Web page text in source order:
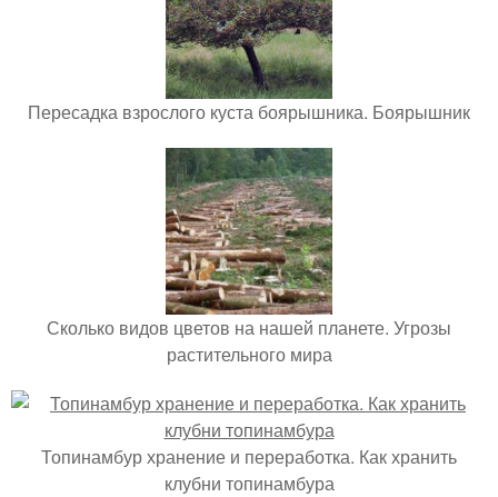
Пересадка взрослого куста боярышника. Боярышник
Сколько видов цветов на нашей планете. Угрозы
растительного мира
Топинамбур хранение и переработка. Как хранить
клубни топинамбура